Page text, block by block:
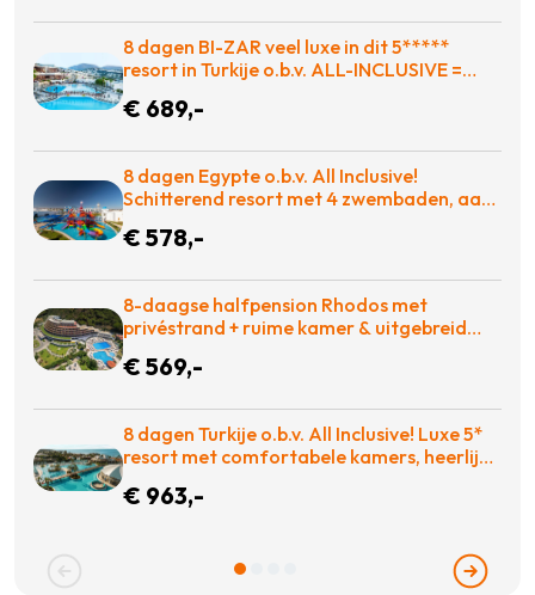
8 dagen BI-ZAR veel luxe in dit 5*****
resort in Turkije o.b.v. ALL-INCLUSIVE =
€ 689,-
8 dagen Egypte o.b.v. All Inclusive!
Schitterend resort met 4 zwembaden, aan
GENIETEN
€ 578,-
8-daagse halfpension Rhodos met
privéstrand + ruime kamer & uitgebreid
voor €569!
€ 569,-
8 dagen Turkije o.b.v. All Inclusive! Luxe 5*
resort met comfortabele kamers, heerlijk
€ 963,-